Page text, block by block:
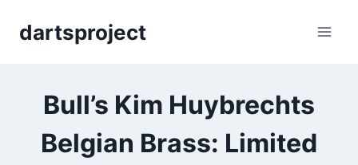
dartsproject
Bull’s Kim Huybrechts
Belgian Brass: Limited